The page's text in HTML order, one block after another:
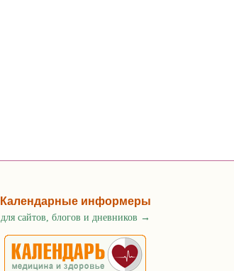
Календарные информеры
для сайтов, блогов и дневников →